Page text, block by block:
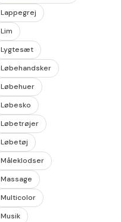
Lappegrej
Lim
Lygtesæt
Løbehandsker
Løbehuer
Løbesko
Løbetrøjer
Løbetøj
Måleklodser
Massage
Multicolor
Musik